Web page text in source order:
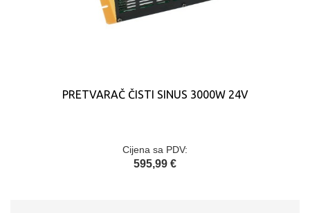
PRETVARAČ ČISTI SINUS 3000W 24V
Cijena sa PDV:
595,99 €